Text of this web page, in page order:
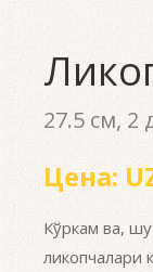
27.5 см, 2
Цена:
Кўркам ва,
ликопчалари